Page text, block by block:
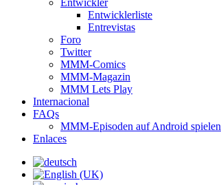
Entwickler
Entwicklerliste
Entrevistas
Foro
Twitter
MMM-Comics
MMM-Magazin
MMM Lets Play
Internacional
FAQs
MMM-Episoden auf Android spielen
Enlaces